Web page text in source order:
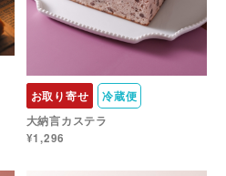
お取り寄せ
冷蔵便
大納言カステラ
¥1,296